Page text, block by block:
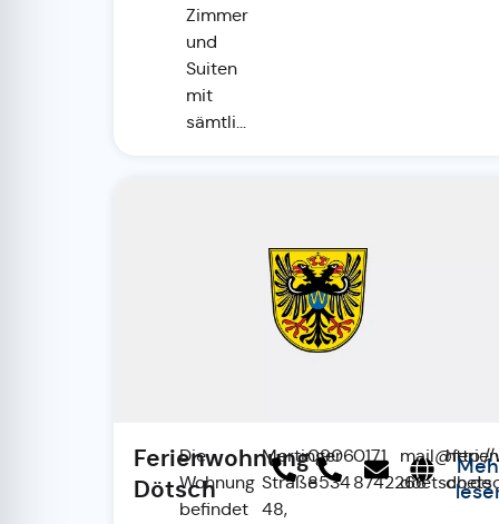
Zimmer
und
Suiten
mit
sämtli...
Ferienwohnung
Dötsch
Die
Wohnung
befindet
Mertinger
Straße
48,
0906
8534
0171
8742266doetsch.de
http://